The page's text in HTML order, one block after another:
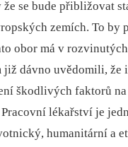
že se bude přibližovat
zemích. To
obor má v
již dávno uvědomili,
škodlivých faktorů
lékařství je
humanitární a